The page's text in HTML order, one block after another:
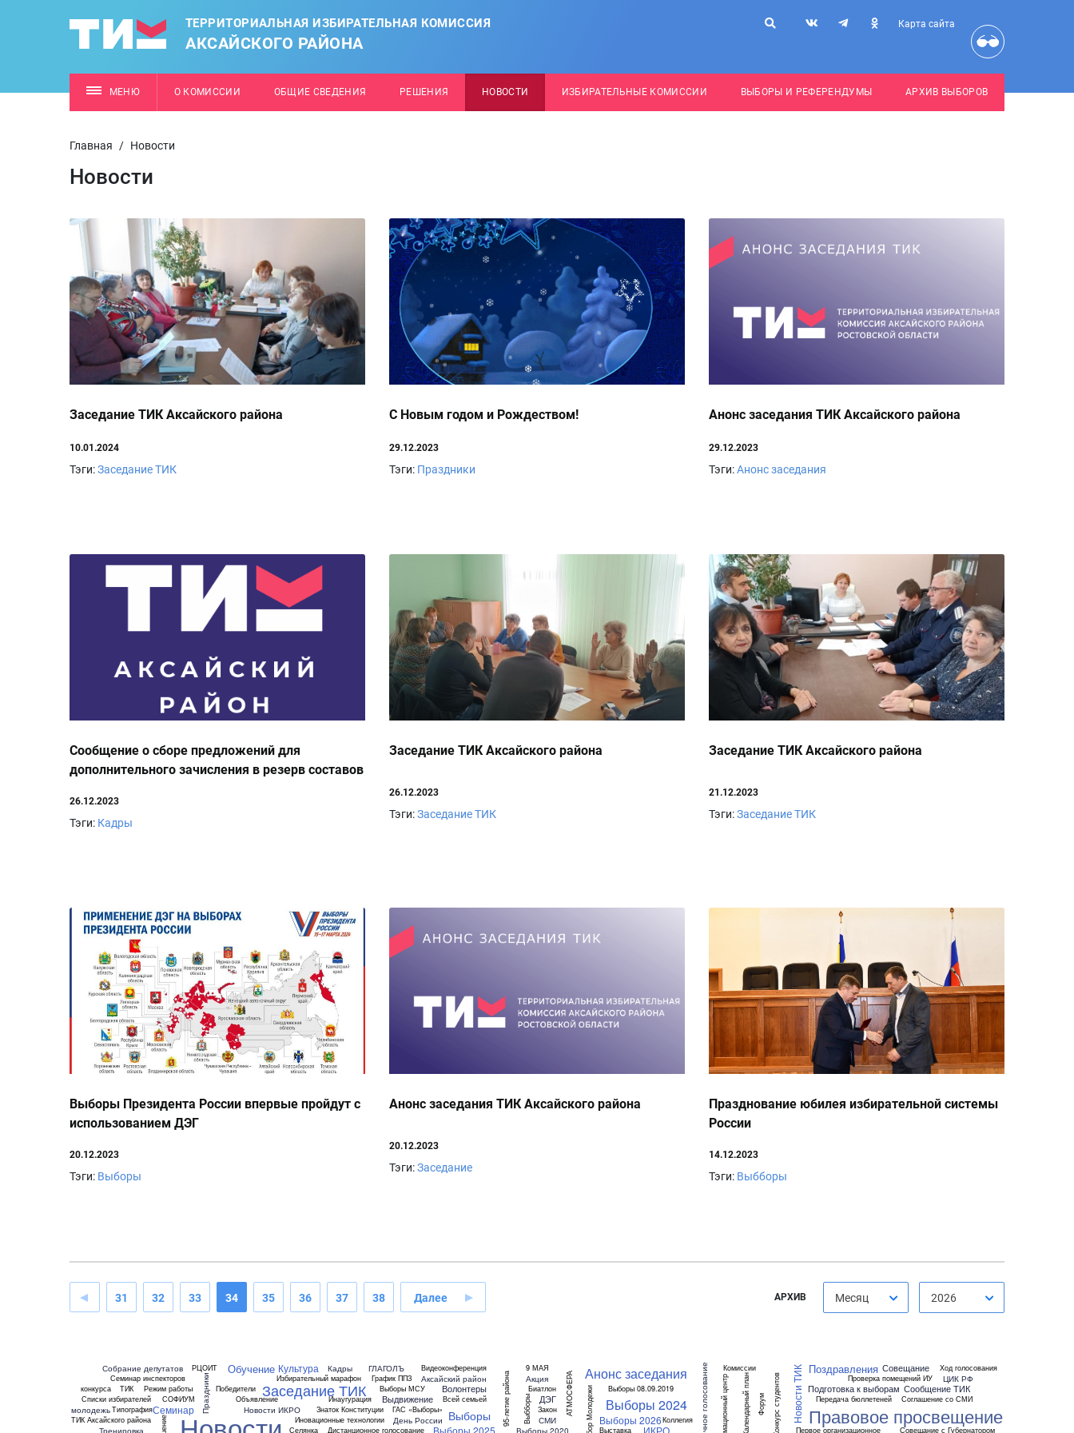
ТЕРРИТОРИАЛЬНАЯ ИЗБИРАТЕЛЬНАЯ КОМИССИЯ
АКСАЙСКОГО РАЙОНА
Карта сайта
МЕНЮ О КОМИССИИ ОБЩИЕ СВЕДЕНИЯ РЕШЕНИЯ НОВОСТИ ИЗБИРАТЕЛЬНЫЕ КОМИССИИ ВЫБОРЫ И РЕФЕРЕНДУМЫ АРХИВ ВЫБОРОВ
Главная / Новости
Новости
Заседание ТИК Аксайского района
10.01.2024
Тэги:Заседание ТИК
С Новым годом и Рождеством!
29.12.2023
Тэги: Праздники
Анонс заседания ТИК Аксайского района
29.12.2023
Тэги:Анонс заседания
Сообщение о сборе предложений для
дополнительного зачисления в резерв составов
26.12.2023
Тэги: Кадры
Заседание ТИК Аксайского района
26.12.2023
Тэги:Заседание ТИК
Заседание ТИК Аксайского района
21.12.2023
Тэги:Заседание ТИК
Выборы Президента России впервые пройдут с
использованием ДЭГ
20.12.2023
Тэги: Выборы
Анонс заседания ТИК Аксайского района
20.12.2023
Тэги:Заседание
Празднование юбилея избирательной системы
России
14.12.2023
Тэги: Выбборы
31 32 33 34 35 36 37 38 Далее АРХИВ Месяц 2026
9 МАЯ
95-летие района АТМОСФЕРА
Аксайский район Акция Анонс заседания
Биатлон
Видеоконференция
Волонтеры
Всей семьей Выбборы Выбор Молодежи
Выборы
Выборы 08.09.2019
Выборы 2020
Выборы 2024
Выборы 2025
Выборы 2026
Выборы МСУ
Выдвижение
Выставка
ГАС «Выборы»
ГЛАГОЛЪ
График ППЗ
ДЭГ
День России
Дистанционное голосование Досрочное голосование
Закон
Заседание ТИК
Знаток Конституции
ИКРО
Избирательный марафон
Инаугурация
Иновационные технологии
Информационный центр
Кадры
Календарный план
Коллегия
Комиссии
Конкурс студентов
Культура
Новости ИКРО Новости ТИК
Обучение
Объявление
Первое организационное
Передача бюллетеней
Победители Подготовка к выборам
Поздравления
Правовое просвещение
Праздники Проверка помещений ИУ
РЦОИТ
Режим работы
СМИ
СОФИУМ
Селянка
Семинар
Семинар инспекторов
Собрание депутатов Совещание
Совещание с Губернатором
Соглашение со СМИ
Сообщение ТИК
Списки избирателей
ТИК
ТИК Аксайского района
Типография
Тренировка
Форум
Ход голосования
ЦИК РФ
конкурса
молодежь